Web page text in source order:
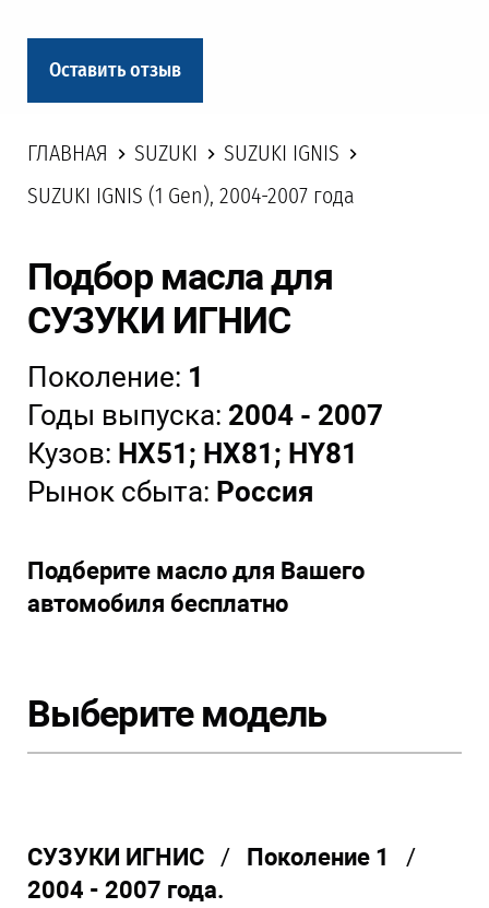
Оставить отзыв
ГЛАВНАЯ SUZUKI
SUZUKI IGNIS
SUZUKI IGNIS (1 Gen), 2004-2007 года
Подбор масла для
СУЗУКИ ИГНИС
Поколение: 1
Годы выпуска: 2004 - 2007
Кузов: HX51; HX81; HY81
Рынок сбыта: Россия
Подберите масло для Вашего
автомобиля бесплатно
Выберите модель
СУЗУКИ ИГНИС / Поколение 1
/
2004 - 2007 года.